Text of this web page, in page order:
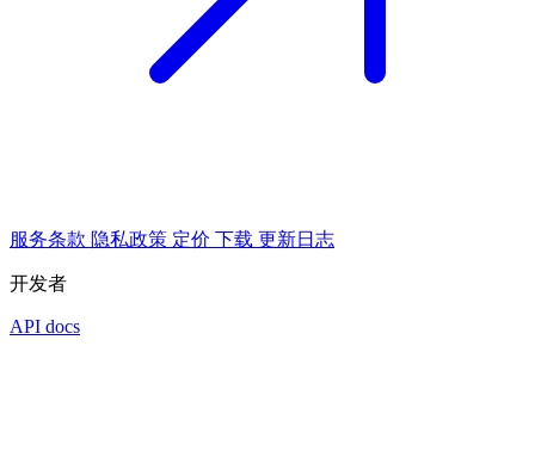
服务条款 隐私政策 定价 下载 更新日志
开发者
API docs